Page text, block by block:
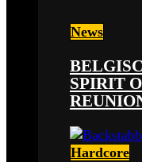
News
SPIRIT
Hardcore